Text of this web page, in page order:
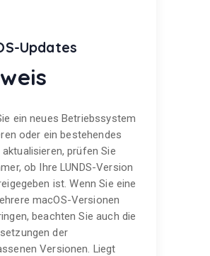
Updates
ein neues Betriebssystem
oder ein bestehendes
aktualisieren, prüfen Sie
ob Ihre LUNDS-Version
ist. Wenn Sie eine
macOS-Versionen
beachten Sie auch die
der
Versionen. Liegt